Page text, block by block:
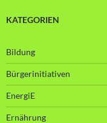
KATEGORIEN
Bildung
Bürgerinitiativen
EnergiE
Ernährung